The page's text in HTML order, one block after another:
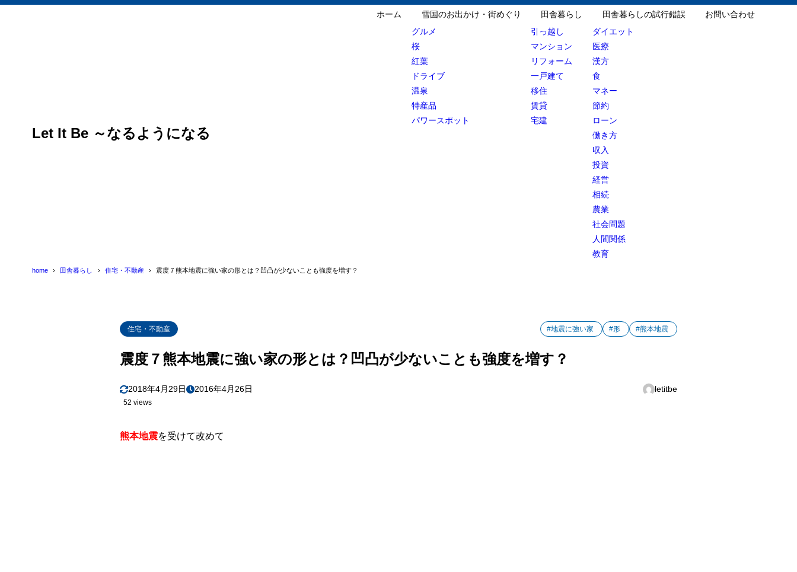
Let It Be ～なるようになる
ホーム
雪国のお出かけ・街めぐり
グルメ
桜
紅葉
ドライブ
温泉
特産品
パワースポット
田舎暮らし
引っ越し
マンション
リフォーム
一戸建て
移住
賃貸
宅建
田舎暮らしの試行錯誤
ダイエット
医療
漢方
食
マネー
節約
ローン
働き方
収入
投資
経営
相続
農業
社会問題
人間関係
教育
お問い合わせ
home 田舎暮らし 住宅・不動産 震度７熊本地震に強い家の形とは？凹凸が少ないことも強度を増す？
住宅・不動産 #地震に強い家 #形 #熊本地震
震度７熊本地震に強い家の形とは？凹凸が少ないことも強度を増す？
2018年4月29日 2016年4月26日 letitbe
52 views
熊本地震を受けて改めて